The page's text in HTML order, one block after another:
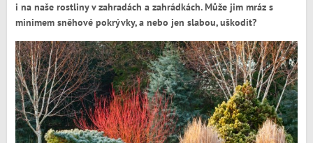
i na naše rostliny v zahradách a zahrádkách. Může jim mráz s
minimem sněhové pokrývky, a nebo jen slabou, uškodit?